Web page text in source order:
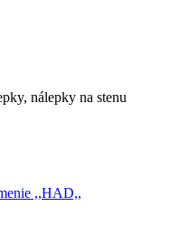
nálepky na stenu